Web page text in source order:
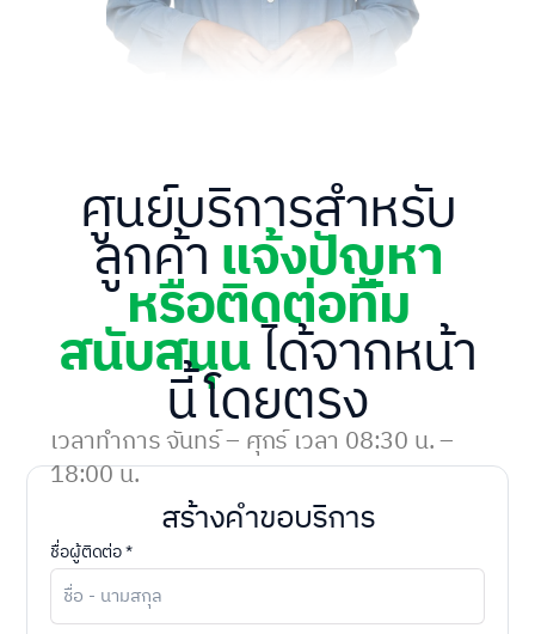
สร้างคำขอบริการ
ชื่อผู้ติดต่อ *
ศูนย์บริการสำหรับ
ลูกค้าแจ้งปัญหา
หรือติดต่อทีม
สนับสนุนได้จากหน้า
นี้โดยตรง
เวลาทำการ จันทร์ – ศุกร์ เวลา 08:30 น. –
18:00 น.